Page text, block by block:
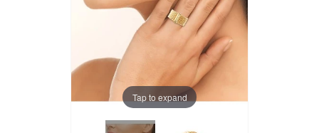
Tap to expand